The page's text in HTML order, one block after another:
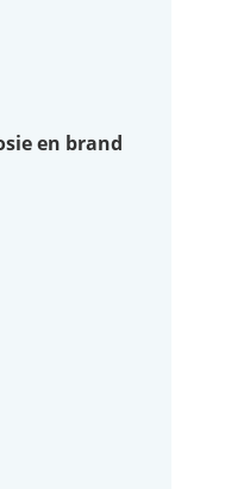
en brand